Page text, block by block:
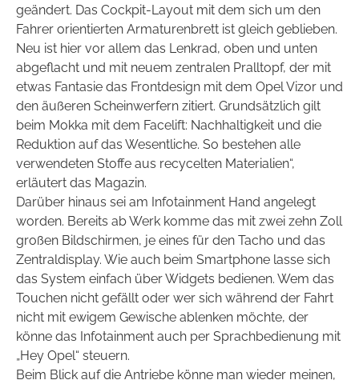
geändert. Das Cockpit-Layout mit dem sich um den
Fahrer orientierten Armaturenbrett ist gleich geblieben.
Neu ist hier vor allem das Lenkrad, oben und unten
abgeflacht und mit neuem zentralen Pralltopf, der mit
etwas Fantasie das Frontdesign mit dem Opel Vizor und
den äußeren Scheinwerfern zitiert. Grundsätzlich gilt
beim Mokka mit dem Facelift: Nachhaltigkeit und die
Reduktion auf das Wesentliche. So bestehen alle
verwendeten Stoffe aus recycelten Materialien“,
erläutert das Magazin.
Darüber hinaus sei am Infotainment Hand angelegt
worden. Bereits ab Werk komme das mit zwei zehn Zoll
großen Bildschirmen, je eines für den Tacho und das
Zentraldisplay. Wie auch beim Smartphone lasse sich
das System einfach über Widgets bedienen. Wem das
Touchen nicht gefällt oder wer sich während der Fahrt
nicht mit ewigem Gewische ablenken möchte, der
könne das Infotainment auch per Sprachbedienung mit
„Hey Opel“ steuern.
Beim Blick auf die Antriebe könne man wieder meinen,